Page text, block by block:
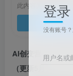
此内容为免费资源
AI创变营，从0到
（更新5月）
登录
没有账号
用户名或